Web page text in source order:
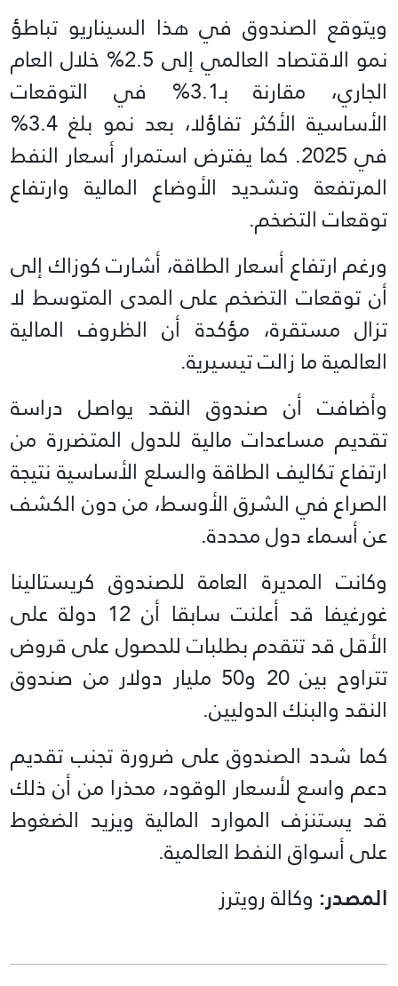
ويتوقع الصندوق في هذا السيناريو تباطؤ
نمو الاقتصاد العالمي إلى 2.5% خلال العام
الجاري، مقارنة بـ3.1% في التوقعات
الأساسية الأكثر تفاؤلا، بعد نمو بلغ 3.4%
في 2025. كما يفترض استمرار أسعار النفط
المرتفعة وتشديد الأوضاع المالية وارتفاع
توقعات التضخم.
ورغم ارتفاع أسعار الطاقة، أشارت كوزاك إلى
أن توقعات التضخم على المدى المتوسط لا
تزال مستقرة، مؤكدة أن الظروف المالية
العالمية ما زالت تيسيرية.
وأضافت أن صندوق النقد يواصل دراسة
تقديم مساعدات مالية للدول المتضررة من
ارتفاع تكاليف الطاقة والسلع الأساسية نتيجة
الصراع في الشرق الأوسط، من دون الكشف
عن أسماء دول محددة.
وكانت المديرة العامة للصندوق كريستالينا
غورغيفا قد أعلنت سابقا أن 12 دولة على
الأقل قد تتقدم بطلبات للحصول على قروض
تتراوح بين 20 و50 مليار دولار من صندوق
النقد والبنك الدوليين.
كما شدد الصندوق على ضرورة تجنب تقديم
دعم واسع لأسعار الوقود، محذرا من أن ذلك
قد يستنزف الموارد المالية ويزيد الضغوط
على أسواق النفط العالمية.
المصدر: وكالة رويترز